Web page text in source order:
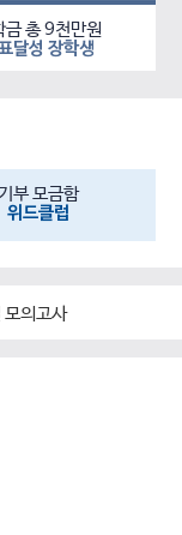
금 총 9천만원
달성 장학생
부 모금함
위드클럽
의고사